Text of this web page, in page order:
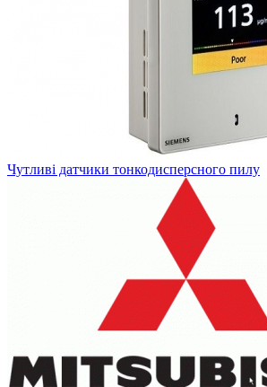
Чутливі датчики тонкодисперсного пилу